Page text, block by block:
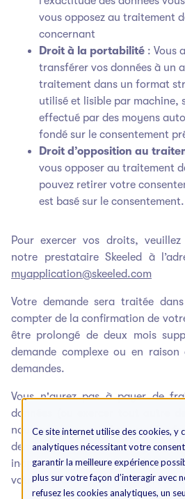
Ce site internet utilise des cookies, y
analytiques nécessitant votre
garantir la meilleure expérience
plus sur votre façon d’interagir avec
refusez les cookies analytiques, un
vous opposez au traitement
concernant
Droit à la portabilité : Vous
transférer vos données à un
traitement dans un format
utilisé et lisible par machine,
effectué par des moyens
fondé sur le consentement
Droit d’opposition au
vous opposer au traitement
pouvez retirer votre
est basé sur le consentement.
Pour exercer vos droits,
notre prestataire Skeeled à
myapplication@skeeled.com
Votre demande sera traitée
compter de la confirmation de
être prolongé de deux mois
demande complexe ou en raison
demandes.
Vous n'aurez pas à payer de
données (ou exercer tout autre
nous pouvons vous facturer des
demande d'accès est
inappropriée. Nous pouvons
votre demande pour la même